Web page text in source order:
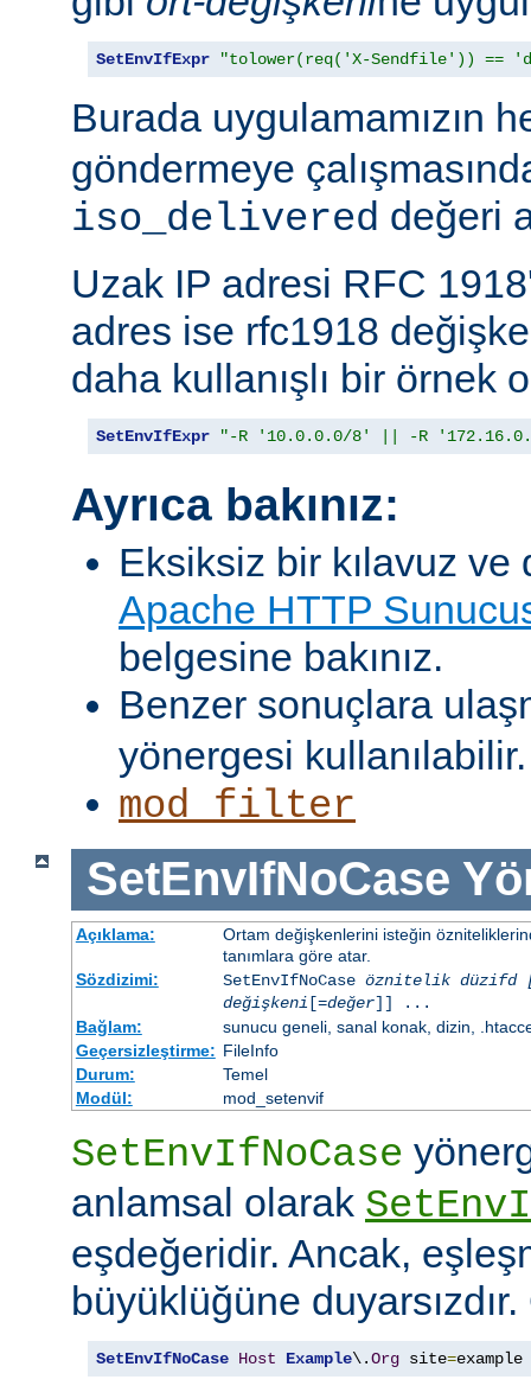
SetEnvIfExpr "tolower(req('X-Sendfile')) ==
Burada uygulamamızın
göndermeye
iso_delivered değeri
Uzak IP adresi RFC
adres ise rfc1918
daha kullanışlı bir örnek
SetEnvIfExpr "-R '10.0.0.0/8' || -R
Ayrıca bakınız:
Eksiksiz bir kılavuz
Apache HTTP
belgesine bakınız.
Benzer sonuçlara
yönergesi kullanılabilir.
mod_filter
SetEnvIfNoCase
Açıklama:
Ortam değişkenlerini isteğin
tanımlara göre atar.
Sözdizimi:
SetEnvIfNoCase öznitelik düzifd
değişkeni [=değer]] ...
Bağlam:
sunucu geneli, sanal konak, dizin,
Geçersizleştirme: FileInfo
Durum:
Temel
Modül:
mod_setenvif
SetEnvIfNoCase
anlamsal olarak
eşdeğeridir. Ancak,
büyüklüğüne
SetEnvIfNoCase Host Example\.Org site=example